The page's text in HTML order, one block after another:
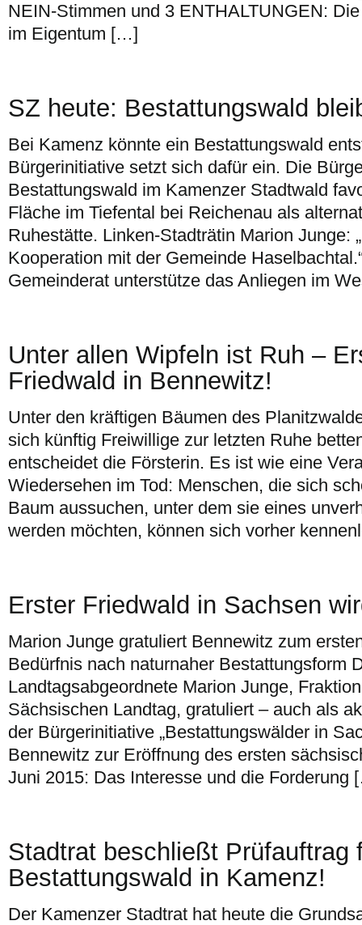
NEIN-Stimmen und 3 ENTHALTUNGEN:
im Eigentum […]
SZ heute: Bestattungswald
Bei Kamenz könnte ein Bestattungswald
Bürgerinitiative setzt sich dafür ein. Die
Bestattungswald im Kamenzer Stadtwald
Fläche im Tiefental bei Reichenau als
Ruhestätte. Linken-Stadträtin Marion Junge:
Kooperation mit der Gemeinde
Gemeinderat unterstütze das Anliegen im
Unter allen Wipfeln ist Ruh –
Friedwald in Bennewitz!
Unter den kräftigen Bäumen des
sich künftig Freiwillige zur letzten Ruhe
entscheidet die Försterin. Es ist wie eine
Wiedersehen im Tod: Menschen, die sich
Baum aussuchen, unter dem sie eines
werden möchten, können sich vorher
Erster Friedwald in Sachsen
Marion Junge gratuliert Bennewitz zum
Bedürfnis nach naturnaher Bestattungsform
Landtagsabgeordnete Marion Junge,
Sächsischen Landtag, gratuliert – auch als
der Bürgerinitiative „Bestattungswälder in
Bennewitz zur Eröffnung des ersten
Juni 2015: Das Interesse und die Forderung
Stadtrat beschließt Prüfauftrag
Bestattungswald in Kamenz!
Der Kamenzer Stadtrat hat heute die